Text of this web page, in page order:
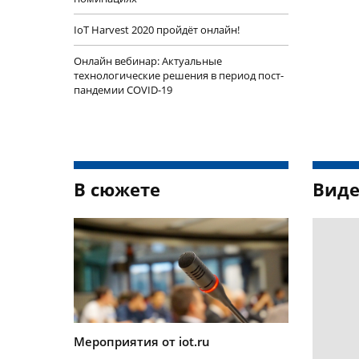
IoT Harvest 2020 пройдёт онлайн!
Онлайн вебинар: Актуальные
технологические решения в период пост-
пандемии COVID-19
В сюжете
Мероприятия от iot.ru